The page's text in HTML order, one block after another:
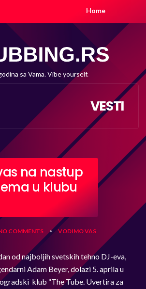
Home
sa Vama. Vibe yourself.
VESTI
na nastup
u klubu
COMMENTS • VODIMO VAS
od najboljih svetskih tehno DJ-eva,
Adam Beyer, dolazi 5. aprila u
klub “The Tube. Uvertira za